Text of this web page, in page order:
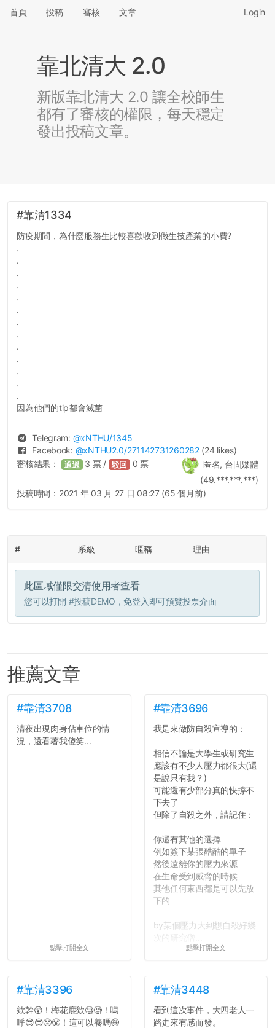
首頁 投稿 審核 文章 Login
靠北清大 2.0
新版靠北清大 2.0 讓全校師生
都有了審核的權限，每天穩定
發出投稿文章。
#靠清1334
防疫期間，為什麼服務生比較喜歡收到做生技產業的小費?
.
.
.
.
.
.
.
.
.
.
.
.
.
因為他們的tip都會滅菌
Telegram: @xNTHU/1345
Facebook: @xNTHU2.0/271142731260282 (24 likes)
匿名, 台固媒體
(49.***.***.***)
審核結果： 通過 3 票 / 駁回 0 票
投稿時間： 2021 年 03 月 27 日 08:27 (65 個月前)
# 系級 暱稱 理由
此區域僅限交清使用者查看
您可以打開 #投稿DEMO ，免登入即可預覽投票介面
推薦文章
#靠清3708
清夜出現肉身佔車位的情
況，還看著我傻笑...
點擊打開全文
#靠清3696
我是來做防自殺宣導的：
相信不論是大學生或研究生
應該有不少人壓力都很大(還
是說只有我？)
可能還有少部分真的快撐不
下去了
但除了自殺之外，請記住：
你還有其他的選擇
例如簽下某張酷酷的單子
然後遠離你的壓力來源
在生命受到威脅的時候
其他任何東西都是可以先放
下的
by某個壓力大到想自殺好幾
點擊打開全文
#靠清3396
欸幹😲！梅花鹿欸🧐🧐！嗚
呼😎😎😤😤！這可以養嗎🤪
#靠清3448
看到這次事件，大四老人一
路走來有感而發。